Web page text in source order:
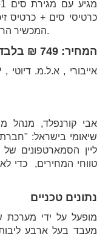
המכשיר הראשון של שיאומי שמשולב בו הפיצ'ר הזה.
המחיר: 749 ₪ בלבד
אבי קורנפלד, מנהל
שיאומי בישראל:
ליין הסמארטפונים
טווחי המחירים, כדי
נתונים טכניים